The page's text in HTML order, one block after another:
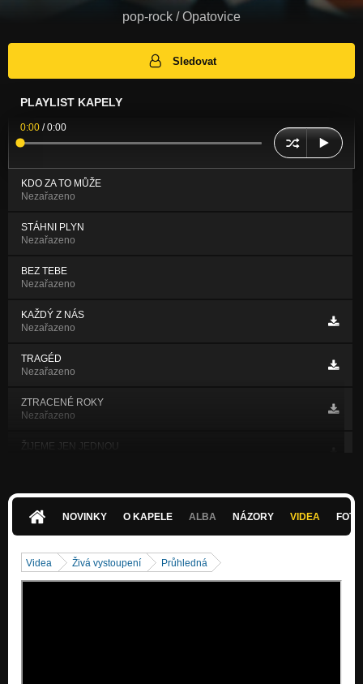
pop-rock / Opatovice
Sledovat
PLAYLIST KAPELY
0:00 /0:00
KDO ZA TO MŮŽE
Nezařazeno
STÁHNI PLYN
Nezařazeno
BEZ TEBE
Nezařazeno
KAŽDÝ Z NÁS
Nezařazeno
TRAGÉD
Nezařazeno
ZTRACENÉ ROKY
Nezařazeno
ŽIJEME JEN JEDNOU
PRO LIDI
ŘÍKÁM DOST
NOVINKY O KAPELE ALBA NÁZORY VIDEA
Videa Živá vystoupení Průhledná